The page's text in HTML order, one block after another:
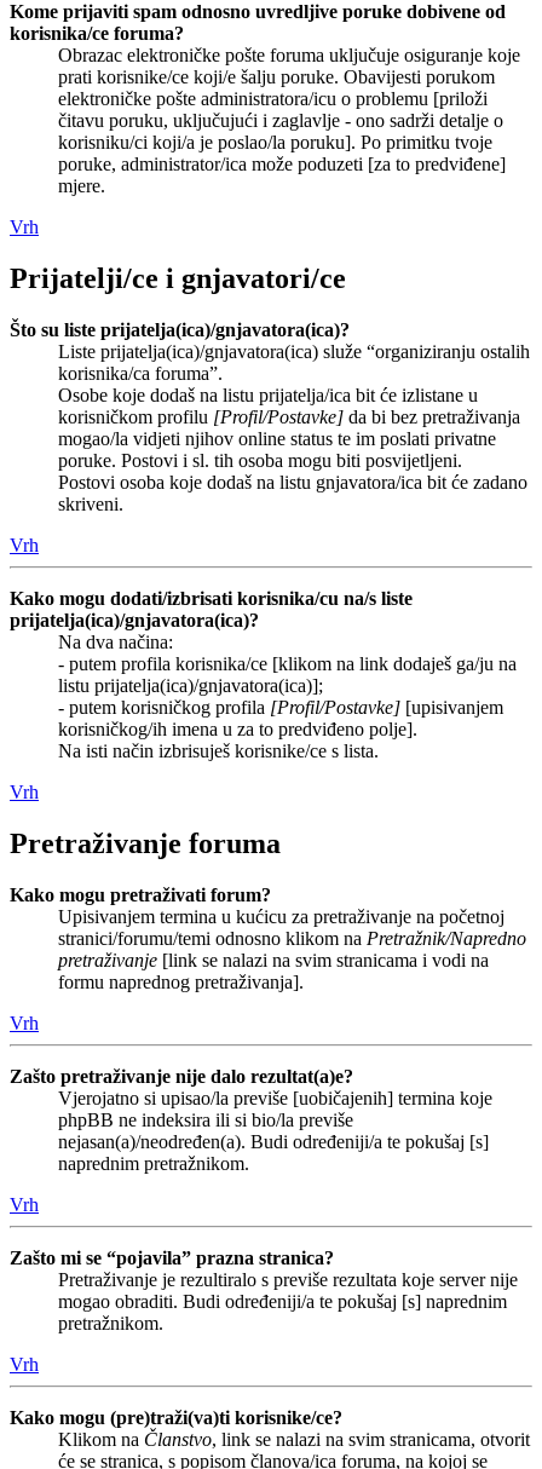
Kome prijaviti spam odnosno uvredljive poruke dobivene od
korisnika/ce foruma?
Obrazac elektroničke pošte foruma uključuje osiguranje koje
prati korisnike/ce koji/e šalju poruke. Obavijesti porukom
elektroničke pošte administratora/icu o problemu [priloži
čitavu poruku, uključujući i zaglavlje - ono sadrži detalje o
korisniku/ci koji/a je poslao/la poruku]. Po primitku tvoje
poruke, administrator/ica može poduzeti [za to predviđene]
mjere.
Vrh
Prijatelji/ce i gnjavatori/ce
Što su liste prijatelja(ica)/gnjavatora(ica)?
Liste prijatelja(ica)/gnjavatora(ica) služe “organiziranju ostalih
korisnika/ca foruma”.
Osobe koje dodaš na listu prijatelja/ica bit će izlistane u
korisničkom profilu [Profil/Postavke] da bi bez pretraživanja
mogao/la vidjeti njihov online status te im poslati privatne
poruke. Postovi i sl. tih osoba mogu biti posvijetljeni.
Postovi osoba koje dodaš na listu gnjavatora/ica bit će zadano
skriveni.
Vrh
Kako mogu dodati/izbrisati korisnika/cu na/s liste
prijatelja(ica)/gnjavatora(ica)?
Na dva načina:
- putem profila korisnika/ce [klikom na link dodaješ ga/ju na
listu prijatelja(ica)/gnjavatora(ica)];
- putem korisničkog profila [Profil/Postavke] [upisivanjem
korisničkog/ih imena u za to predviđeno polje].
Na isti način izbrisuješ korisnike/ce s lista.
Vrh
Pretraživanje foruma
Kako mogu pretraživati forum?
Upisivanjem termina u kućicu za pretraživanje na početnoj
stranici/forumu/temi odnosno klikom na Pretražnik/Napredno
pretraživanje [link se nalazi na svim stranicama i vodi na
formu naprednog pretraživanja].
Vrh
Zašto pretraživanje nije dalo rezultat(a)e?
Vjerojatno si upisao/la previše [uobičajenih] termina koje
phpBB ne indeksira ili si bio/la previše
nejasan(a)/neodređen(a). Budi određeniji/a te pokušaj [s]
naprednim pretražnikom.
Vrh
Zašto mi se “pojavila” prazna stranica?
Pretraživanje je rezultiralo s previše rezultata koje server nije
mogao obraditi. Budi određeniji/a te pokušaj [s] naprednim
pretražnikom.
Vrh
Kako mogu (pre)traži(va)ti korisnike/ce?
Klikom na Članstvo, link se nalazi na svim stranicama, otvorit
će se stranica, s popisom članova/ica foruma, na kojoj se